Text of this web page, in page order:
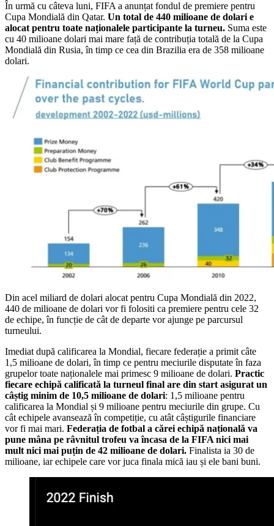
În urmă cu câteva luni, FIFA a anunțat fondul de premiere pentru
Cupa Mondială din Qatar. Un total de 440 milioane de dolari e
alocat pentru toate naționalele participante la turneu. Suma este
cu 40 milioane dolari mai mare față de contribuția totală de la Cupa
Mondială din Rusia, în timp ce cea din Brazilia era de 358 milioane
dolari.
Din acel miliard de dolari alocat pentru Cupa Mondială din 2022,
440 de milioane de dolari vor fi folositi ca premiere pentru cele 32
de echipe, în funcție de cât de departe vor ajunge pe parcursul
turneului.
Imediat după calificarea la Mondial, fiecare federație a primit câte
1,5 milioane de dolari, în timp ce pentru meciurile disputate în faza
grupelor toate naționalele mai primesc 9 milioane de dolari. Practic
fiecare echipă calificată la turneul final are din start asigurat un
câștig minim de 10,5 milioane de dolari: 1,5 milioane pentru
calificarea la Mondial și 9 milioane pentru meciurile din grupe. Cu
cât echipele avansează în competiție, cu atât câștigurile financiare
vor fi mai mari. Federația de fotbal a cărei echipă națională va
pune mâna pe râvnitul trofeu va încasa de la FIFA nici mai
mult nici mai puțin de 42 milioane de dolari. Finalista ia 30 de
milioane, iar echipele care vor juca finala mică iau și ele bani buni.